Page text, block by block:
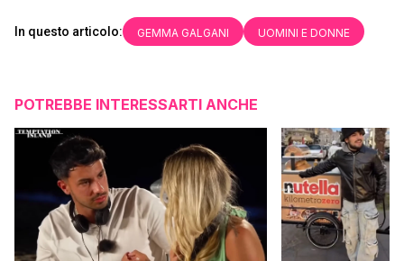
In questo articolo: GEMMA GALGANI UOMINI E DONNE
POTREBBE INTERESSARTI ANCHE